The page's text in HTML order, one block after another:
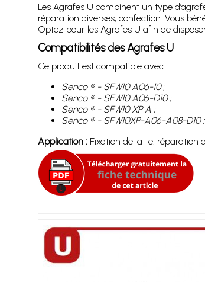
Les Agrafes U combinent un type
réparation diverses, confection. Vous
Optez pour les Agrafes U afin de
Compatibilités des Agrafes U
Ce produit est compatible avec :
Senco ® - SFW10 A06-10 ;
Senco ® - SFW10 A06-D10 ;
Senco ® - SFW10 XP A ;
Senco ® - SFW10XP-A06-A08-D10 ;
Application :Fixation de latte, réparation